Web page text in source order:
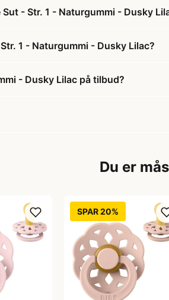
- Str. 1 - Naturgummi - Dusky
1 - Naturgummi - Dusky Lilac?
- Dusky Lilac på tilbud?
Du er
SPAR 20%